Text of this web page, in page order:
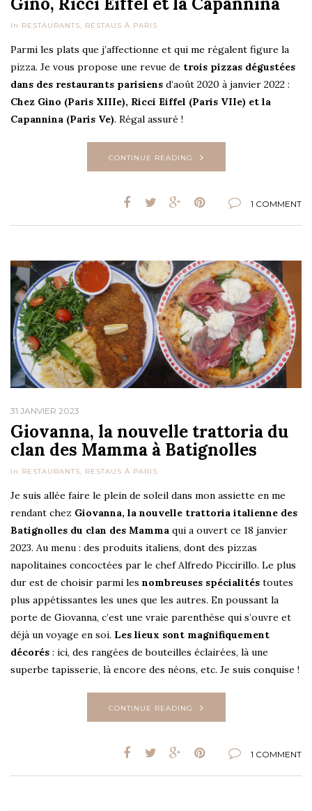
In RESTAURANTS, RESTAUS À PARIS
Parmi les plats que j’affectionne et qui me régalent figure la
pizza. Je vous propose une revue de trois pizzas dégustées
dans des restaurants parisiens d’août 2020 à janvier 2022 :
Chez Gino (Paris XIIIe), Ricci Eiffel (Paris VIIe) et la
Capannina (Paris Ve). Régal assuré !
CONTINUE READING
1 COMMENT
31 JANVIER 2023
Giovanna, la nouvelle trattoria du
clan des Mamma à Batignolles
In RESTAURANTS, RESTAUS À PARIS
Je suis allée faire le plein de soleil dans mon assiette en me
rendant chez Giovanna, la nouvelle trattoria italienne des
Batignolles du clan des Mamma qui a ouvert ce 18 janvier
2023. Au menu : des produits italiens, dont des pizzas
napolitaines concoctées par le chef Alfredo Piccirillo. Le plus
dur est de choisir parmi les nombreuses spécialités toutes
plus appétissantes les unes que les autres. En poussant la
porte de Giovanna, c’est une vraie parenthèse qui s’ouvre et
déjà un voyage en soi. Les lieux sont magnifiquement
décorés : ici, des rangées de bouteilles éclairées, là une
superbe tapisserie, là encore des néons, etc. Je suis conquise !
CONTINUE READING
1 COMMENT